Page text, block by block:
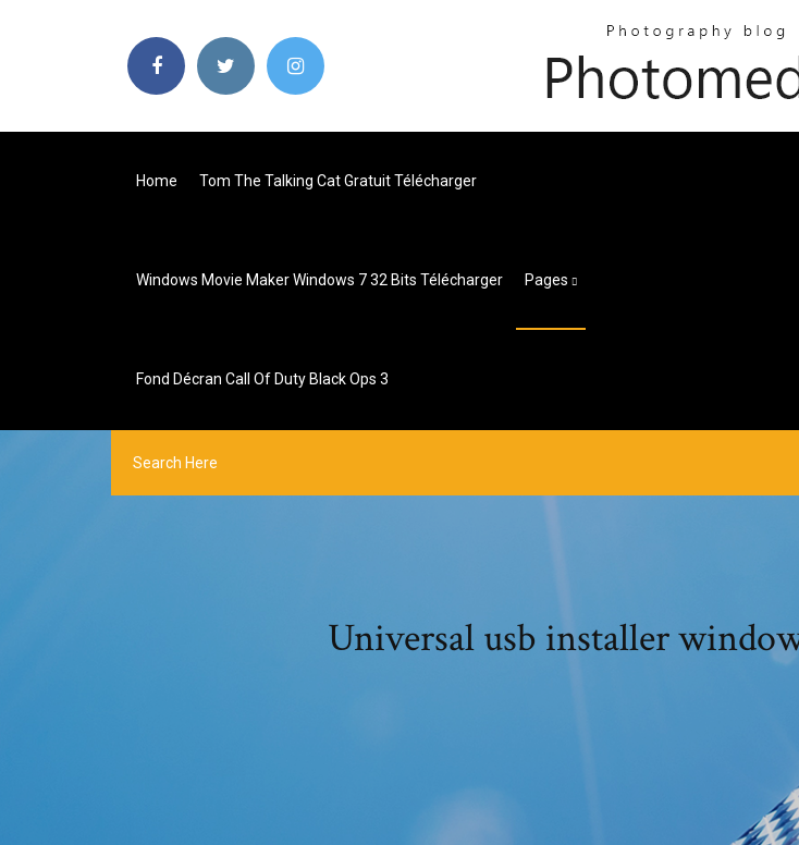
Home Tom The Talking Cat Gratuit Télécharger
Windows Movie Maker Windows 7 32 Bits Télécharger Pages
Fond Décran Call Of Duty Black Ops 3
Universal usb installer